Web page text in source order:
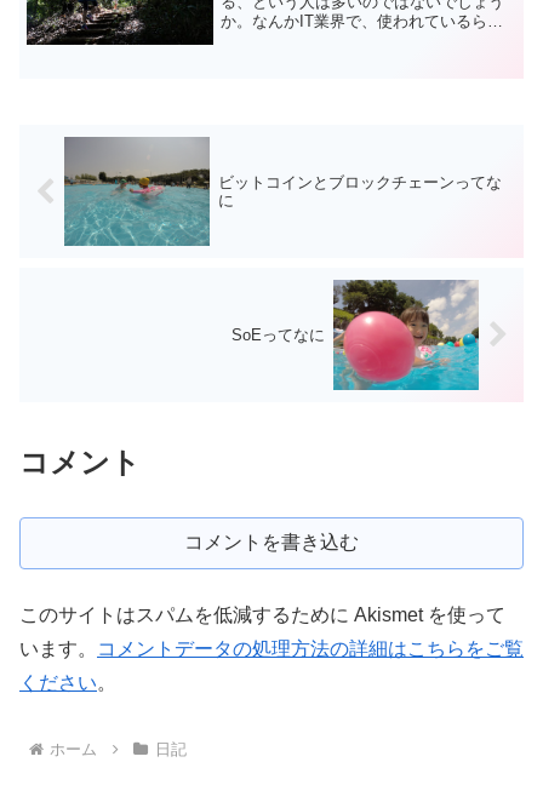
か。なんかIT業界で、使われているらし
ビットコインとブロックチェーンってな
に
SoEってなに
コメント
コメントを書き込む
このサイトはスパムを低減するために Akismet を使って
います。
コメントデータの処理方法の詳細はこちらをご覧
ください。
ホーム 日記